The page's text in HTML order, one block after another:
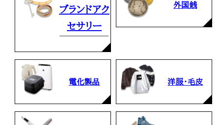
ブランドアク
セサリー
外国銭
電化製品 洋服・毛皮